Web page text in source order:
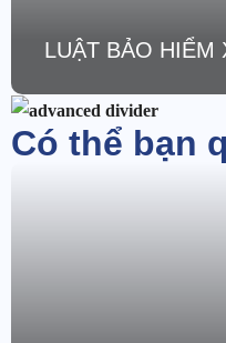
LUẬT BẢO HIỂM
Có thể bạn